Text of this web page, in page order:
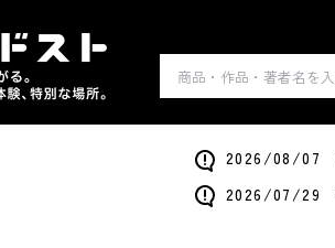
2026/08/07
2026/07/29